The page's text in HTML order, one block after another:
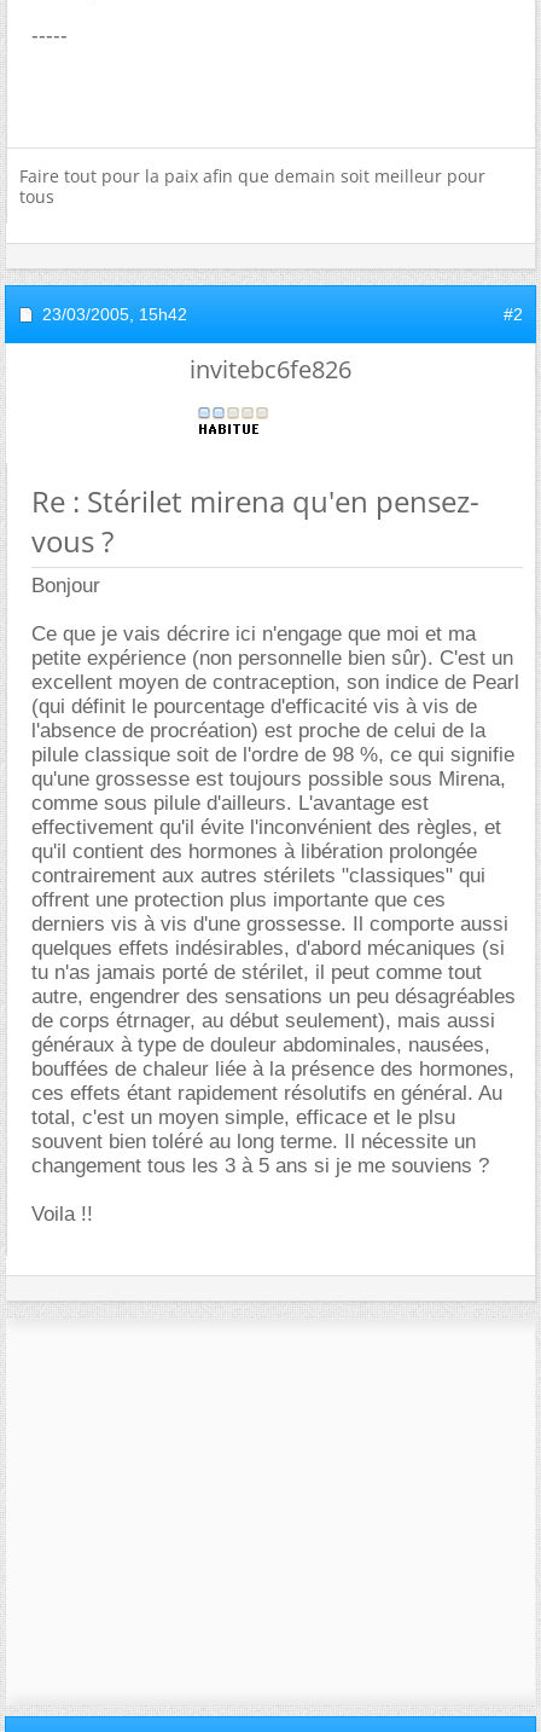
-----
Faire tout pour la paix afin que demain soit meilleur pour
tous
23/03/2005, 15h42 #2
invitebc6fe826
Re : Stérilet mirena qu'en pensez-
vous ?
Bonjour
Ce que je vais décrire ici n'engage que moi et ma
petite expérience (non personnelle bien sûr). C'est un
excellent moyen de contraception, son indice de Pearl
(qui définit le pourcentage d'efficacité vis à vis de
l'absence de procréation) est proche de celui de la
pilule classique soit de l'ordre de 98 %, ce qui signifie
qu'une grossesse est toujours possible sous Mirena,
comme sous pilule d'ailleurs. L'avantage est
effectivement qu'il évite l'inconvénient des règles, et
qu'il contient des hormones à libération prolongée
contrairement aux autres stérilets "classiques" qui
offrent une protection plus importante que ces
derniers vis à vis d'une grossesse. Il comporte aussi
quelques effets indésirables, d'abord mécaniques (si
tu n'as jamais porté de stérilet, il peut comme tout
autre, engendrer des sensations un peu désagréables
de corps étrnager, au début seulement), mais aussi
généraux à type de douleur abdominales, nausées,
bouffées de chaleur liée à la présence des hormones,
ces effets étant rapidement résolutifs en général. Au
total, c'est un moyen simple, efficace et le plsu
souvent bien toléré au long terme. Il nécessite un
changement tous les 3 à 5 ans si je me souviens ?
Voila !!